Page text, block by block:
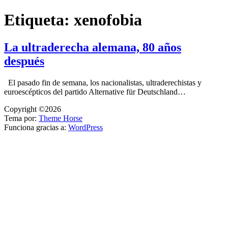
Etiqueta: xenofobia
La ultraderecha alemana, 80 años
después
El pasado fin de semana, los nacionalistas, ultraderechistas y
euroescépticos del partido Alternative für Deutschland…
Copyright ©2026
Tema por: Theme Horse
Funciona gracias a: WordPress